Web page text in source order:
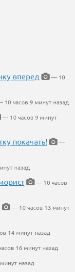
вперед
— 10
10 часов 9 минут назад
— 10 часов 9 минут
покачать!
—
назад
— 10 часов
— 10 часов 13 минут
14 минут назад
16 минут назад
назад